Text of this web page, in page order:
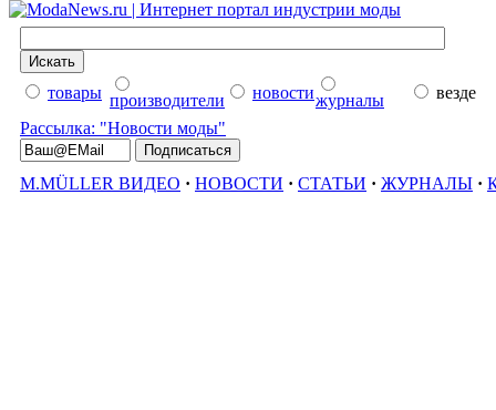
товары производители новостижурналы
везде
Рассылка: "Новости моды"
M.MÜLLER ВИДЕО · НОВОСТИ · СТАТЬИ · ЖУРНАЛЫ ·